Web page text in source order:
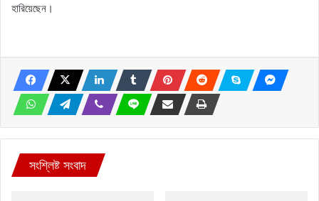
হারিয়েছেন।
সংশ্লিষ্ট সংবাদ